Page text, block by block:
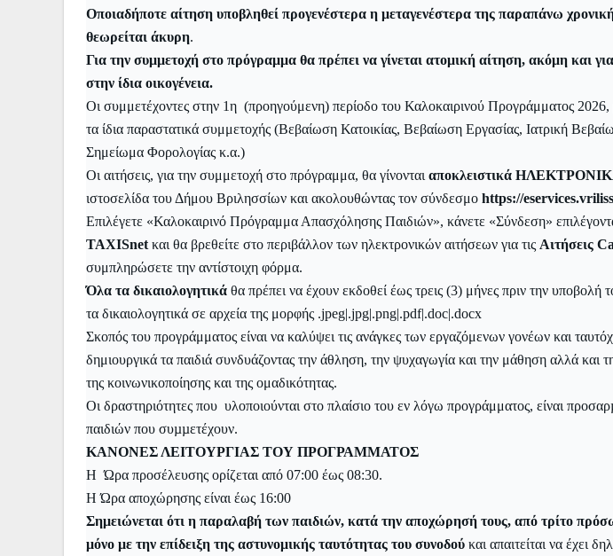
Οποιαδήποτε αίτηση υποβληθεί προγενέστερα η μεταγενέστερα της παραπάνω
θεωρείται άκυρη.
Για την συμμετοχή στο πρόγραμμα θα πρέπει να γίνεται ατομική αίτηση, ακόμη και
στην ίδια οικογένεια.
Οι συμμετέχοντες στην 1η (προηγούμενη) περίοδο του Καλοκαιρινού Προγράμματος
τα ίδια παραστατικά συμμετοχής (Βεβαίωση Κατοικίας, Βεβαίωση Εργασίας, Ιατρική
Σημείωμα Φορολογίας κ.α.)
Οι αιτήσεις, για την συμμετοχή στο πρόγραμμα, θα γίνονται αποκλειστικά
ιστοσελίδα του Δήμου Βριλησσίων και ακολουθώντας τον σύνδεσμο https://
Επιλέγετε «Καλοκαιρινό Πρόγραμμα Απασχόλησης Παιδιών», κάνετε «Σύνδεση»
TAXISnet και θα βρεθείτε στο περιβάλλον των ηλεκτρονικών αιτήσεων για τις Αιτήσεις
συμπληρώσετε την αντίστοιχη φόρμα.
Όλα τα δικαιολογητικά θα πρέπει να έχουν εκδοθεί έως τρεις (3) μήνες πριν την υποβολή
τα δικαιολογητικά σε αρχεία της μορφής .jpeg|.jpg|.png|.pdf|.doc|.docx
Σκοπός του προγράμματος είναι να καλύψει τις ανάγκες των εργαζόμενων γονέων και
δημιουργικά τα παιδιά συνδυάζοντας την άθληση, την ψυχαγωγία και την μάθηση αλλά και
της κοινωνικοποίησης και της ομαδικότητας.
Οι δραστηριότητες που υλοποιούνται στο πλαίσιο του εν λόγω προγράμματος, είναι
παιδιών που συµµετέχουν.
ΚΑΝΟΝΕΣ ΛΕΙΤΟΥΡΓΙΑΣ ΤΟΥ ΠΡΟΓΡΑΜΜΑΤΟΣ
Η Ώρα προσέλευσης ορίζεται από 07:00 έως 08:30.
Η Ώρα αποχώρησης είναι έως 16:00
Σημειώνεται ότι η παραλαβή των παιδιών, κατά την αποχώρησή τους, από τρίτο
μόνο με την επίδειξη της αστυνομικής ταυτότητας του συνοδού και απαιτείται να έχει